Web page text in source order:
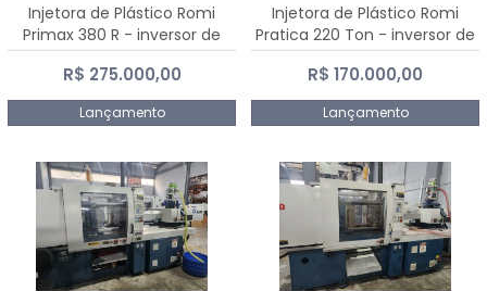
Injetora de Plástico Romi
Primax 380 R - inversor de
frequência NR 12
R$ 275.000,00
Lançamento
Injetora de Plástico Romi
Pratica 220 Ton - inversor de
frequência NR 12
R$ 170.000,00
Lançamento